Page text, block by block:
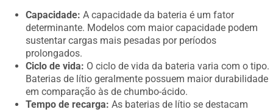
Capacidade: A capacidade da bateria é um fator
determinante. Modelos com maior capacidade podem
sustentar cargas mais pesadas por períodos
prolongados.
Ciclo de vida: O ciclo de vida da bateria varia com o tipo.
Baterias de lítio geralmente possuem maior durabilidade
em comparação às de chumbo-ácido.
Tempo de recarga: As baterias de lítio se destacam